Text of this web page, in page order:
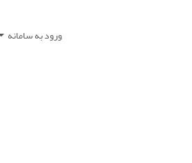
ورود به سامانه